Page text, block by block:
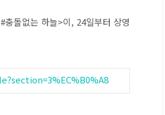
돌없는 하늘>이, 24일부터 상영